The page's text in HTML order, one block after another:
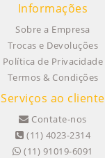
Informações
Sobre a Empresa
Trocas e Devoluções
Política de Privacidade
Termos & Condições
Serviços ao cliente
Contate-nos
(11) 4023-2314
(11) 91019-6091